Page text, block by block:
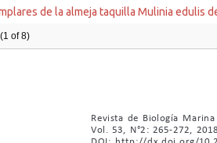
de la almeja taquilla Mulinia edulis